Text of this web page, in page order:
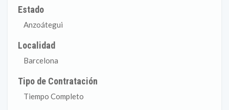
Estado
Anzoátegui
Localidad
Barcelona
Tipo de Contratación
Tiempo Completo